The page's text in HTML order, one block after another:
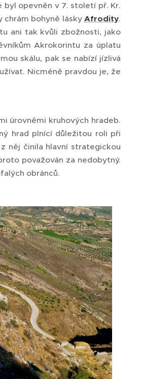
opevněn v 7. století př. Kr.
chrám bohyně lásky Afrodity.
ani tak kvůli zbožnosti, jako
Akrokorintu za úplatu
skálu, pak se nabízí jízlivá
Nicméně pravdou je, že
úrovněmi kruhových hradeb.
hrad plnící důležitou roli při
z něj činila hlavní strategickou
považován za nedobytný.
obránců.